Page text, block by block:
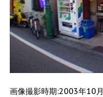
画像撮影時期:2003年10月